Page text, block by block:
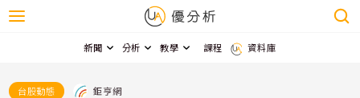
新聞 分析 教學 課程 資料庫
台股動態 鉅亨網